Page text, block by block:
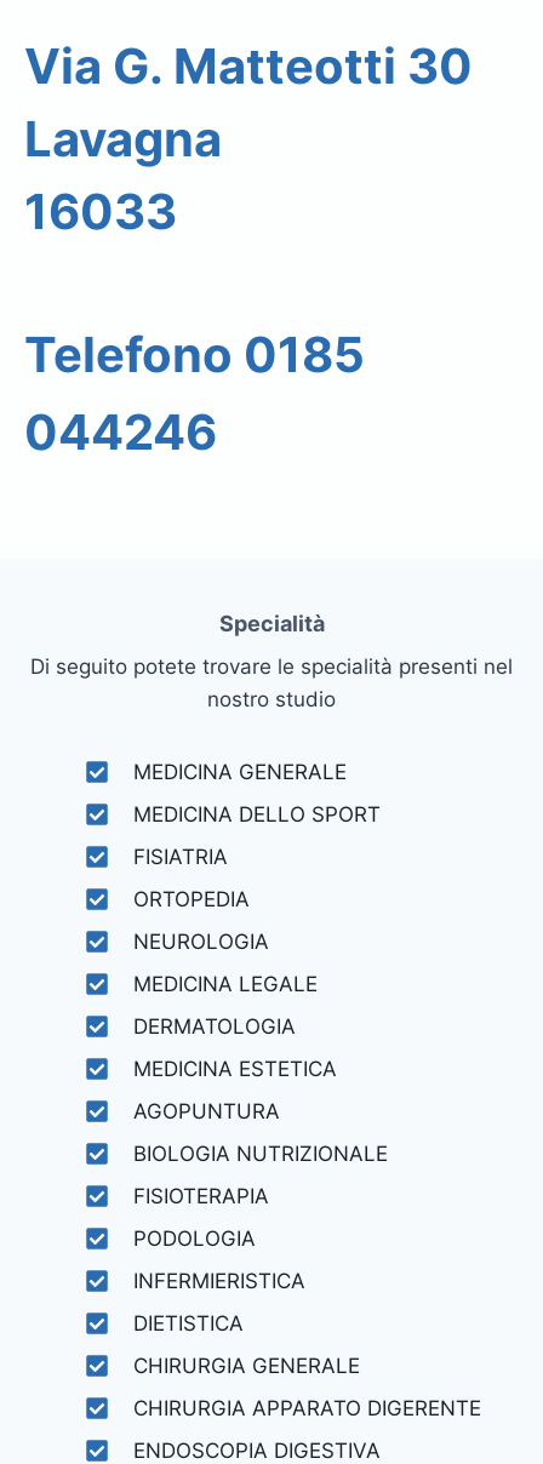
Via G. Matteotti 30
Lavagna
16033
Telefono 0185
044246
Specialità
Di seguito potete trovare le specialità presenti nel
nostro studio
MEDICINA GENERALE
MEDICINA DELLO SPORT
FISIATRIA
ORTOPEDIA
NEUROLOGIA
MEDICINA LEGALE
DERMATOLOGIA
MEDICINA ESTETICA
AGOPUNTURA
BIOLOGIA NUTRIZIONALE
FISIOTERAPIA
PODOLOGIA
INFERMIERISTICA
DIETISTICA
CHIRURGIA GENERALE
CHIRURGIA APPARATO DIGERENTE
ENDOSCOPIA DIGESTIVA